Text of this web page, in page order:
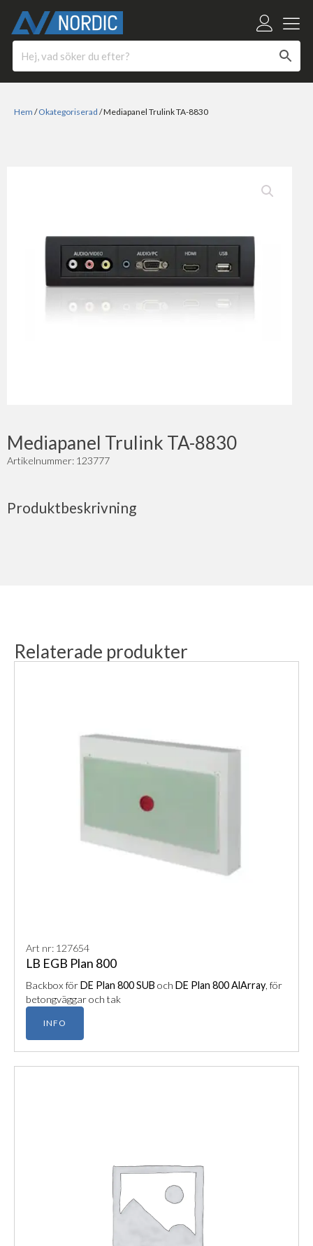
Hem /Okategoriserad / Mediapanel Trulink TA-8830
Mediapanel Trulink TA-8830
Artikelnummer: 123777
Produktbeskrivning
Relaterade produkter
Art nr: 127654
LB EGB Plan 800
Backbox förDE Plan 800 SUB och DE Plan 800 AlArray, för
betongväggar och tak
INFO